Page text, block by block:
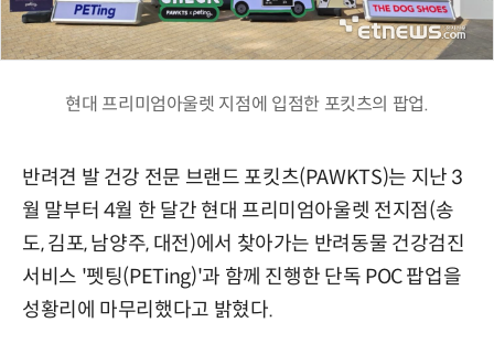
현대 프리미엄아울렛 지점에 입점한 포킷츠의 팝업.
반려견 발 건강 전문 브랜드 포킷츠(PAWKTS)는 지난 3
월 말부터 4월 한 달간 현대 프리미엄아울렛 전지점(송
도, 김포, 남양주, 대전)에서 찾아가는 반려동물 건강검진
서비스 '펫팅(PETing)'과 함께 진행한 단독 POC 팝업을
성황리에 마무리했다고 밝혔다.